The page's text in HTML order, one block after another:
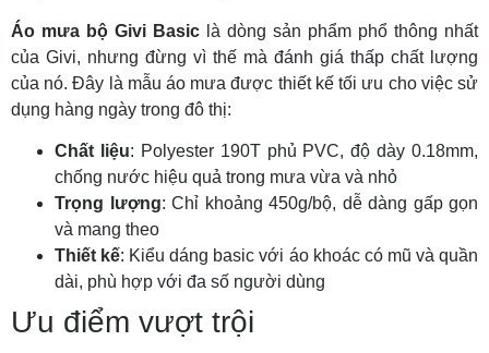
Áo mưa bộ Givi Basic là dòng sản phẩm phổ thông nhất
của Givi, nhưng đừng vì thế mà đánh giá thấp chất lượng
của nó. Đây là mẫu áo mưa được thiết kế tối ưu cho việc sử
dụng hàng ngày trong đô thị:
Chất liệu: Polyester 190T phủ PVC, độ dày 0.18mm,
chống nước hiệu quả trong mưa vừa và nhỏ
Trọng lượng: Chỉ khoảng 450g/bộ, dễ dàng gấp gọn
và mang theo
Thiết kế: Kiểu dáng basic với áo khoác có mũ và quần
dài, phù hợp với đa số người dùng
Ưu điểm vượt trội